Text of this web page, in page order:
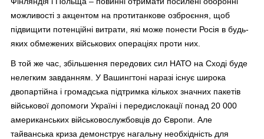
можливості з акцентом на протитанкове озброєння, щоб
підвищити потенційні витрати, які може понести Росія в будь-
яких обмежених військових операціях проти них.
В той же час, збільшення передових сил НАТО на Сході буде
нелегким завданням. У Вашингтоні наразі існує широка
двопартійна і громадська підтримка кількох значних пакетів
військової допомоги Україні і передислокації понад 20 000
американських військовослужбовців до Європи. Але
тайванська криза демонструє нагальну необхідність для